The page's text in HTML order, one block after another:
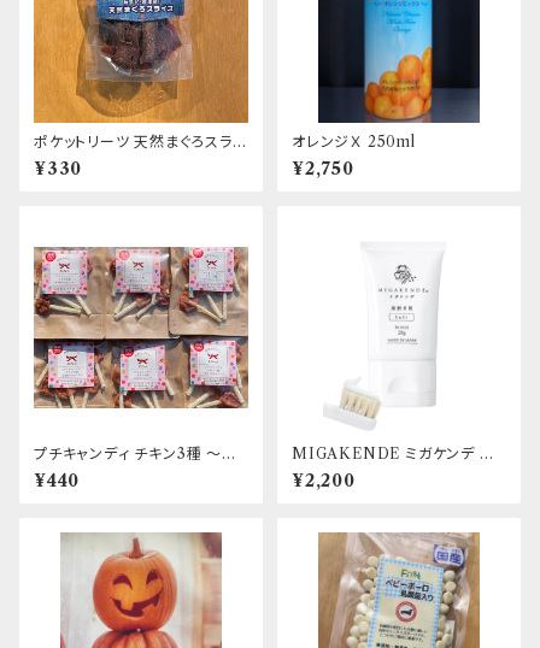
ポケットリーツ 天然まぐろスライ
ス
¥330
オレンジＸ 250ml
¥2,750
プチキャンディ チキン3種 ～素
材100％仕上げ～
¥440
MIGAKENDE ミガケンデ 歯
磨き粉 for DOG 20g
¥2,200